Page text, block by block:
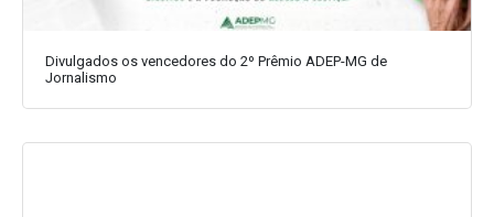
Divulgados os vencedores do 2º Prêmio ADEP-MG de
Jornalismo